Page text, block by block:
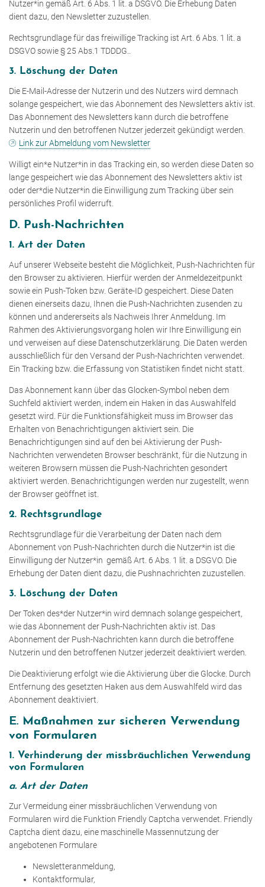
Nutzer*in gemäß Art. 6 Abs. 1 lit. a DSGVO. Die Erhebung Daten
dient dazu, den Newsletter zuzustellen.
Rechtsgrundlage für das freiwillige Tracking ist Art. 6 Abs. 1 lit. a
DSGVO sowie § 25 Abs.1 TDDDG..
3. Löschung der Daten
Die E-Mail-Adresse der Nutzerin und des Nutzers wird demnach
solange gespeichert, wie das Abonnement des Newsletters aktiv ist.
Das Abonnement des Newsletters kann durch die betroffene
Nutzerin und den betroffenen Nutzer jederzeit gekündigt werden.
Link zur Abmeldung vom Newsletter
Willigt ein*e Nutzer*in in das Tracking ein, so werden diese Daten so
lange gespeichert wie das Abonnement des Newsletters aktiv ist
oder der*die Nutzer*in die Einwilligung zum Tracking über sein
persönliches Profil widerruft.
D. Push-Nachrichten
1. Art der Daten
Auf unserer Webseite besteht die Möglichkeit, Push-Nachrichten für
den Browser zu aktivieren. Hierfür werden der Anmeldezeitpunkt
sowie ein Push-Token bzw. Geräte-ID gespeichert. Diese Daten
dienen einerseits dazu, Ihnen die Push-Nachrichten zusenden zu
können und andererseits als Nachweis Ihrer Anmeldung. Im
Rahmen des Aktivierungsvorgang holen wir Ihre Einwilligung ein
und verweisen auf diese Datenschutzerklärung. Die Daten werden
ausschließlich für den Versand der Push-Nachrichten verwendet.
Ein Tracking bzw. die Erfassung von Statistiken findet nicht statt.
Das Abonnement kann über das Glocken-Symbol neben dem
Suchfeld aktiviert werden, indem ein Haken in das Auswahlfeld
gesetzt wird. Für die Funktionsfähigkeit muss im Browser das
Erhalten von Benachrichtigungen aktiviert sein. Die
Benachrichtigungen sind auf den bei Aktivierung der Push-
Nachrichten verwendeten Browser beschränkt, für die Nutzung in
weiteren Browsern müssen die Push-Nachrichten gesondert
aktiviert werden. Benachrichtigungen werden nur zugestellt, wenn
der Browser geöffnet ist.
2. Rechtsgrundlage
Rechtsgrundlage für die Verarbeitung der Daten nach dem
Abonnement von Push-Nachrichten durch die Nutzer*in ist die
Einwilligung der Nutzer*in gemäß Art. 6 Abs. 1 lit. a DSGVO. Die
Erhebung der Daten dient dazu, die Pushnachrichten zuzustellen.
3. Löschung der Daten
Der Token des*der Nutzer*in wird demnach solange gespeichert,
wie das Abonnement der Push-Nachrichten aktiv ist. Das
Abonnement der Push-Nachrichten kann durch die betroffene
Nutzerin und den betroffenen Nutzer jederzeit deaktiviert werden.
Die Deaktivierung erfolgt wie die Aktivierung über die Glocke. Durch
Entfernung des gesetzten Haken aus dem Auswahlfeld wird das
Abonnement deaktiviert.
E. Maßnahmen zur sicheren Verwendung
von Formularen
1. Verhinderung der missbräuchlichen Verwendung
von Formularen
a. Art der Daten
Zur Vermeidung einer missbräuchlichen Verwendung von
Formularen wird die Funktion Friendly Captcha verwendet. Friendly
Captcha dient dazu, eine maschinelle Massennutzung der
angebotenen Formulare
Newsletteranmeldung,
Kontaktformular,